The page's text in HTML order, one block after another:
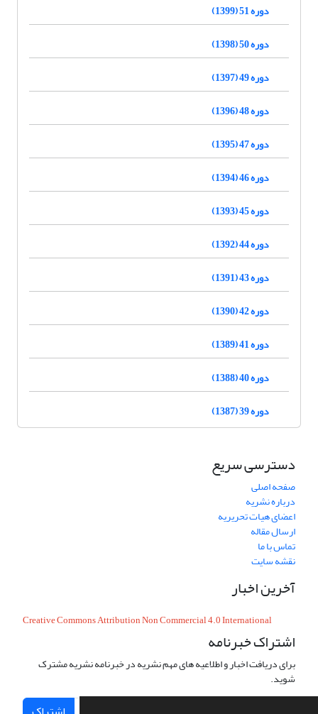
دوره 51 (1399)
دوره 50 (1398)
دوره 49 (1397)
دوره 48 (1396)
دوره 47 (1395)
دوره 46 (1394)
دوره 45 (1393)
دوره 44 (1392)
دوره 43 (1391)
دوره 42 (1390)
دوره 41 (1389)
دوره 40 (1388)
دوره 39 (1387)
دسترسی سریع
صفحه اصلی
درباره نشریه
اعضای هیات تحریریه
ارسال مقاله
تماس با ما
نقشه سایت
آخرین اخبار
Creative Commons Attribution Non Commercial 4.0 International
اشتراک خبرنامه
برای دریافت اخبار و اطلاعیه های مهم نشریه در خبرنامه نشریه مشترک
شوید.